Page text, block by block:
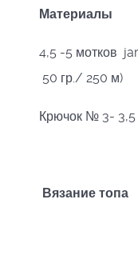
Материалы
4,5 -5 мотков
50 гр./ 250 м)
Крючок № 3- 3,5
Вязание топа